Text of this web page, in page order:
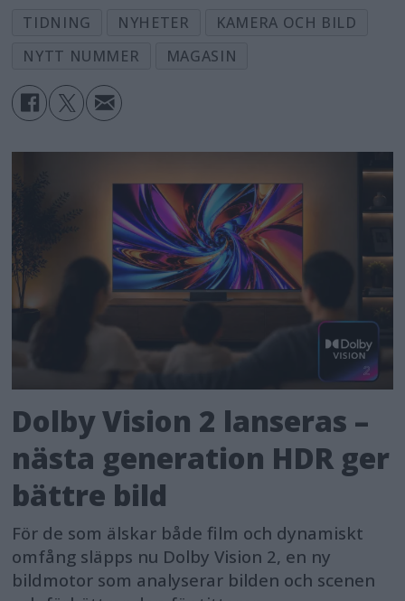
TIDNING NYHETER
KAMERA OCH BILD
NYTT NUMMER
MAGASIN
Dolby Vision 2 lanseras –
nästa generation HDR ger
bättre bild
För de som älskar både film och dynamiskt
omfång släpps nu Dolby Vision 2, en ny
bildmotor som analyserar bilden och scenen